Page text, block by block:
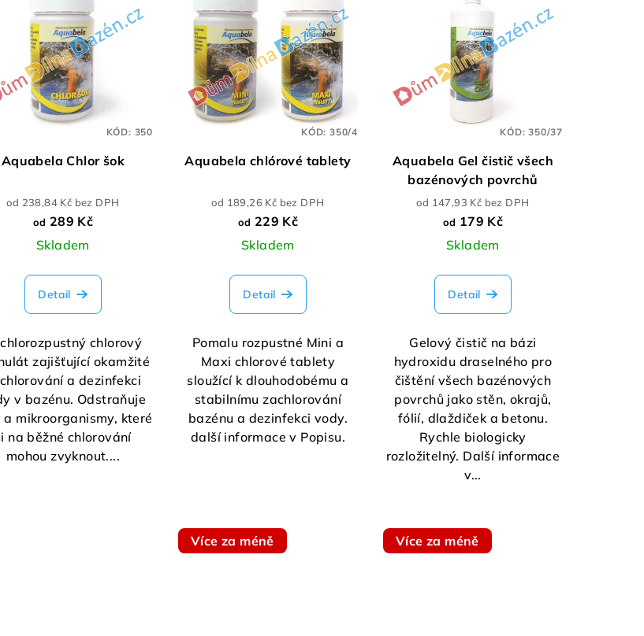
Aquabela Chlor šok
od 238,84 Kč bez DPH
od 289 Kč
Skladem
Detail
chlorový
zajišťující okamžité
a dezinfekci
v bazénu. Odstraňuje
a mikroorganismy, které
na běžné chlorování
mohou zvyknout....
KÓD: 350
Aquabela chlórové tablety
od 189,26 Kč bez DPH
od 229 Kč
Skladem
Detail
Pomalu rozpustné Mini a
Maxi chlorové tablety
sloužící k dlouhodobému a
stabilnímu zachlorování
bazénu a dezinfekci vody.
další informace v Popisu.
KÓD: 350/4
Aquabela Gel čistič všech
bazénových povrchů
od 147,93 Kč bez DPH
od 179 Kč
Skladem
Detail
Gelový čistič na bázi
hydroxidu draselného pro
čištění všech bazénových
povrchů jako stěn, okrajů,
fólií, dlaždiček a betonu.
Rychle biologicky
rozložitelný. Další informace
v...
KÓD:350/37
Více za méně Více za méně